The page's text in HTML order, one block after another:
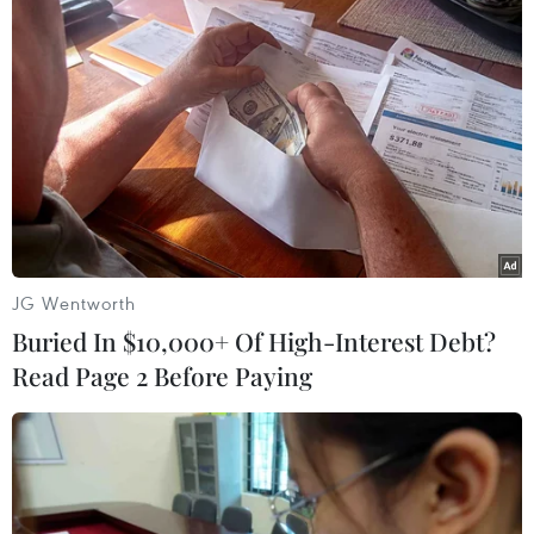
(Vietnam+)
#Chiến sự Nga-Ukraine ngày 29/8
#Tên lửa Storm Shadow
Nga Ukraine
JG Wentworth
Buried In $10,000+ Of High-Interest Debt?
Read Page 2 Before Paying